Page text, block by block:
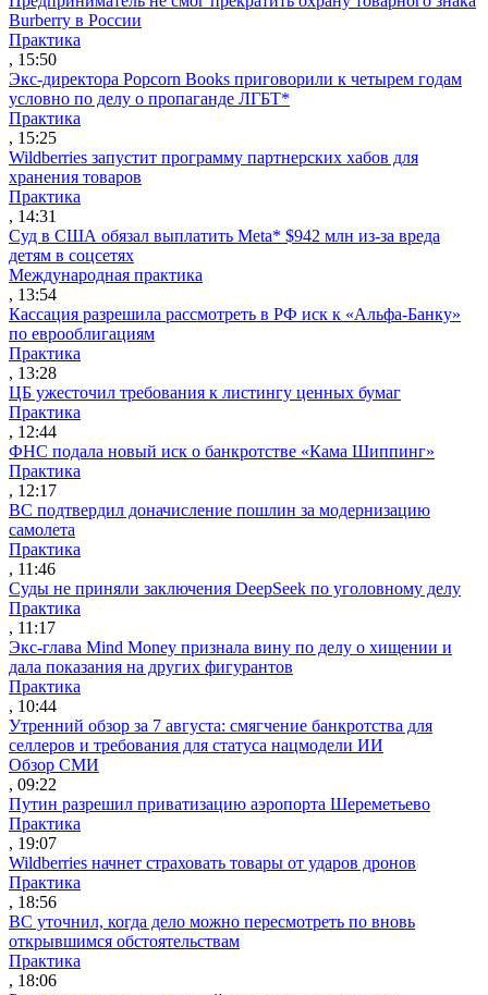
Burberry в России
Практика
, 15:50
Экс-директора Popcorn Books приговорили к четырем годам
условно по делу о пропаганде ЛГБТ*
Практика
, 15:25
Wildberries запустит программу партнерских хабов для
хранения товаров
Практика
, 14:31
Суд в США обязал выплатить Meta* $942 млн из-за вреда
детям в соцсетях
Международная практика
, 13:54
Кассация разрешила рассмотреть в РФ иск к «Альфа-Банку»
по еврооблигациям
Практика
, 13:28
ЦБ ужесточил требования к листингу ценных бумаг
Практика
, 12:44
ФНС подала новый иск о банкротстве «Кама Шиппинг»
Практика
, 12:17
ВС подтвердил доначисление пошлин за модернизацию
самолета
Практика
, 11:46
Суды не приняли заключения DeepSeek по уголовному делу
Практика
, 11:17
Экс-глава Mind Money признала вину по делу о хищении и
дала показания на других фигурантов
Практика
, 10:44
Утренний обзор за 7 августа: смягчение банкротства для
селлеров и требования для статуса нацмодели ИИ
Обзор СМИ
, 09:22
Путин разрешил приватизацию аэропорта Шереметьево
Практика
, 19:07
Wildberries начнет страховать товары от ударов дронов
Практика
, 18:56
ВС уточнил, когда дело можно пересмотреть по вновь
открывшимся обстоятельствам
Практика
, 18:06